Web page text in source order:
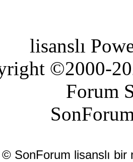
lisanslı
©2000-
Forum
SonForum lisanslı bir